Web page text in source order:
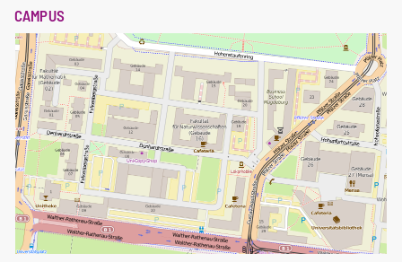
CAMPUS